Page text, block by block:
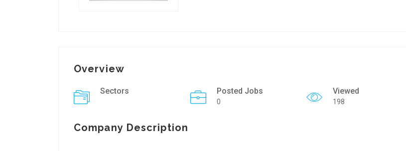
Overview
Sectors Posted Jobs
0
Viewed
198
Company Description